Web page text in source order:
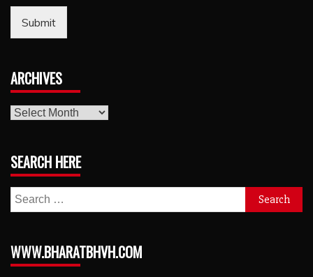
Submit
ARCHIVES
archives
SEARCH HERE
Search
for:
WWW.BHARATBHVH.COM